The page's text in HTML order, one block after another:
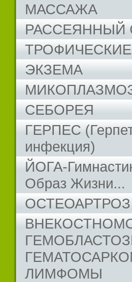
МАССАЖА
РАССЕЯННЫЙ
ЭКЗЕМА
СЕБОРЕЯ
ГЕРПЕС
инфекция)
ЙОГА-
Образ Жизни...
ОСТЕОАРТРОЗ
ЛИМФОМЫ